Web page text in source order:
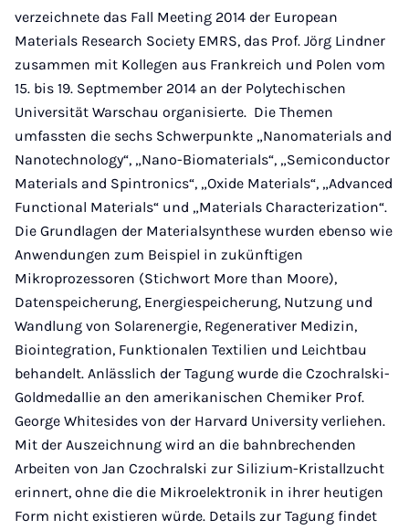
verzeichnete das Fall Meeting 2014 der European
Materials Research Society EMRS, das Prof. Jörg Lindner
zusammen mit Kollegen aus Frankreich und Polen vom
15. bis 19. Septmember 2014 an der Polytechischen
Universität Warschau organisierte. Die Themen
umfassten die sechs Schwerpunkte „Nanomaterials and
Nanotechnology“, „Nano-Biomaterials“, „Semiconductor
Materials and Spintronics“, „Oxide Materials“, „Advanced
Functional Materials“ und „Materials Characterization“.
Die Grundlagen der Materialsynthese wurden ebenso wie
Anwendungen zum Beispiel in zukünftigen
Mikroprozessoren (Stichwort More than Moore),
Datenspeicherung, Energiespeicherung, Nutzung und
Wandlung von Solarenergie, Regenerativer Medizin,
Biointegration, Funktionalen Textilien und Leichtbau
behandelt. Anlässlich der Tagung wurde die Czochralski-
Goldmedallie an den amerikanischen Chemiker Prof.
George Whitesides von der Harvard University verliehen.
Mit der Auszeichnung wird an die bahnbrechenden
Arbeiten von Jan Czochralski zur Silizium-Kristallzucht
erinnert, ohne die die Mikroelektronik in ihrer heutigen
Form nicht existieren würde. Details zur Tagung findet